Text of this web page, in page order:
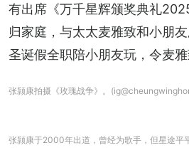
有出席《万千星辉颁奖典礼
归家庭，与太太麦雅致和小朋
圣诞假全职陪小朋友玩，令麦雅
张颕康拍摄《玫瑰战争》。
张颕康于2000年出道，曾经为歌手，但星途平